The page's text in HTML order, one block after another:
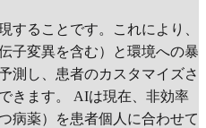
することです。これにより、
子変異を含む）と環境への暴
測し、患者のカスタマイズさ
きます。 AIは現在、非効率
病薬）を患者個人に合わせて